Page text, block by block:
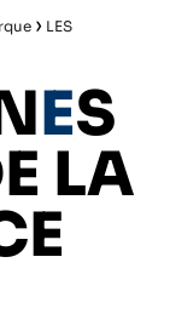
› LES
ES
LA